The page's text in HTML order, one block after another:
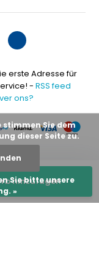
hinzufügen
erste Adresse für
- RSS feed
ons?
stimmen Sie dem
dieser Seite zu.
Sie bitte unsere
»